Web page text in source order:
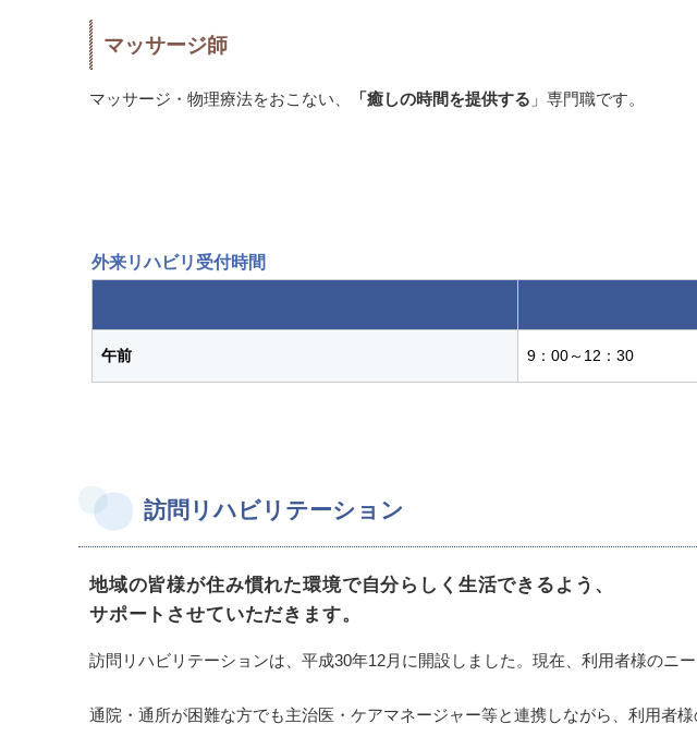
マッサージ師
マッサージ・物理療法をおこない、 「癒しの時間を提供する 」専門職です。
外来リハビリ受付時間
午前 9：00～12：30
訪問リハビリテーション
地域の皆様が住み慣れた環境で自分らしく生活できるよう、
サポートさせていただきます。
訪問リハビリテーションは、平成30年12月に開設しました。現在、利用者様のニ
通院・通所が困難な方でも主治医・ケアマネージャー等と連携しながら、利用者